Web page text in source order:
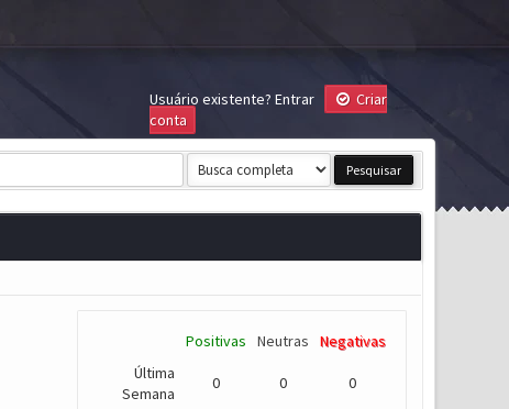
Usuário existente? Entrar
Criar
conta
Positivas Neutras
Negativas
Última
Semana
0 0 0